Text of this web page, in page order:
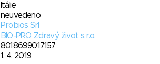
Itálie
neuvedeno
Probios Srl
BIO-PRO Zdravý život s.r.o.
8018699017157
1. 4. 2019